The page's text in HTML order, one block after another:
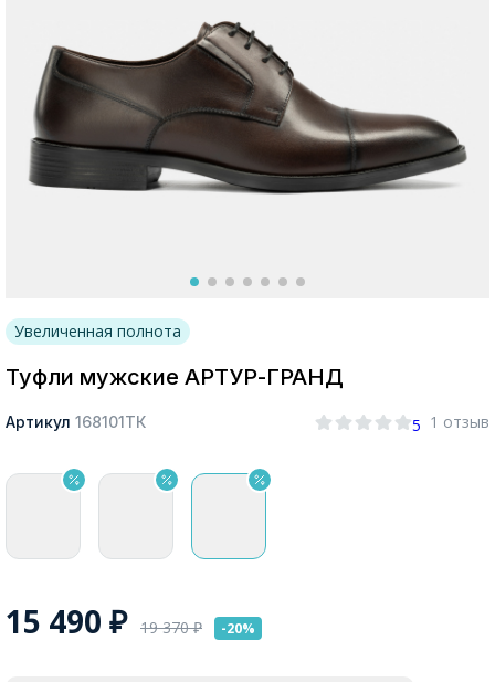
Москва
Покупателям
Увеличенная полнота
Туфли мужские АРТУР-ГРАНД
Артикул 168101ТК 5 1 отзыв
15 490 ₽ 19 370₽ -20%